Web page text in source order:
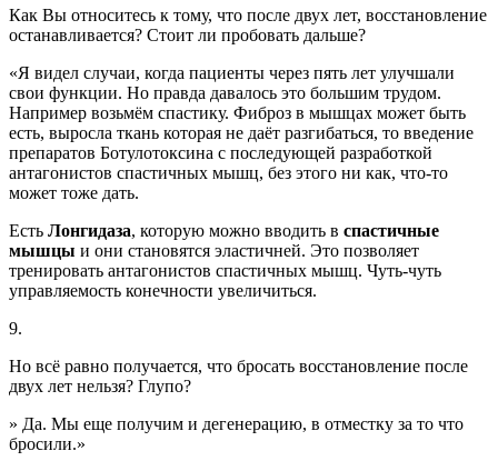
Как Вы относитесь к тому, что после двух лет, восстановление
останавливается? Стоит ли пробовать дальше?
«Я видел случаи, когда пациенты через пять лет улучшали
свои функции. Но правда давалось это большим трудом.
Например возьмём спастику. Фиброз в мышцах может быть
есть, выросла ткань которая не даёт разгибаться, то введение
препаратов Ботулотоксина с последующей разработкой
антагонистов спастичных мышц, без этого ни как, что-то
может тоже дать.
Есть Лонгидаза, которую можно вводить в спастичные
мышцы и они становятся эластичней. Это позволяет
тренировать антагонистов спастичных мышц. Чуть-чуть
управляемость конечности увеличиться.
9.
Но всё равно получается, что бросать восстановление после
двух лет нельзя? Глупо?
» Да. Мы еще получим и дегенерацию, в отместку за то что
бросили.»